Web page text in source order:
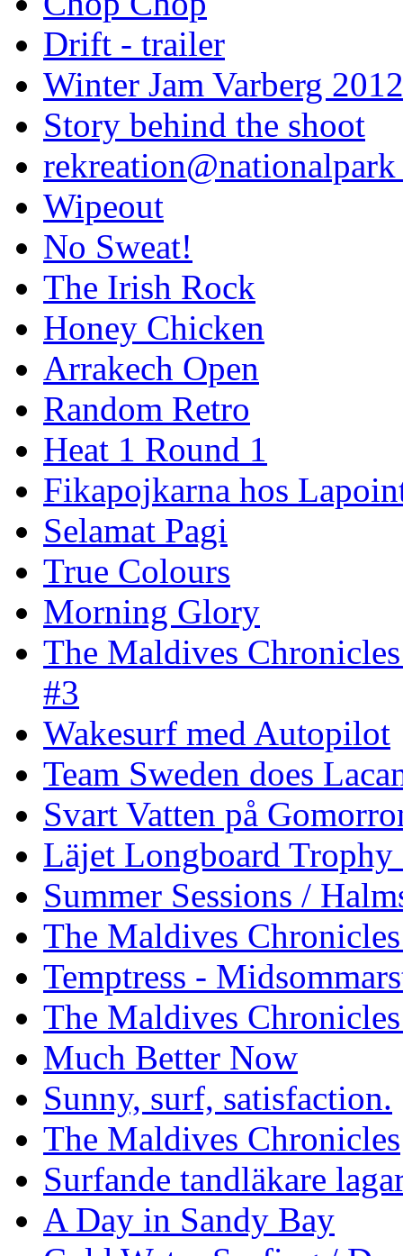
Drift - trailer
Winter Jam Varberg 2012
Story behind the shoot
rekreation@nationalpark
Wipeout
No Sweat!
The Irish Rock
Honey Chicken
Arrakech Open
Random Retro
Heat 1 Round 1
Fikapojkarna hos
Selamat Pagi
True Colours
Morning Glory
The Maldives
#3
Wakesurf med Autopilot
Team Sweden does
Svart Vatten på
Läjet Longboard
Summer Sessions /
The Maldives
Temptress -
The Maldives
Much Better Now
Sunny, surf, satisfaction.
The Maldives Chronicles
Surfande tandläkare
A Day in Sandy Bay